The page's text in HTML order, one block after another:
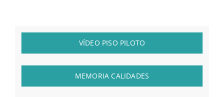
VÍDEO PISO PILOTO
MEMORIA CALIDADES